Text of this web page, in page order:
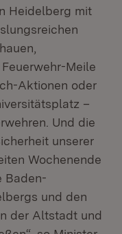
Heidelberg mit
Meile
Aktionen oder
–
Und die
unserer
Wochenende
Baden-
und den
der Altstadt und